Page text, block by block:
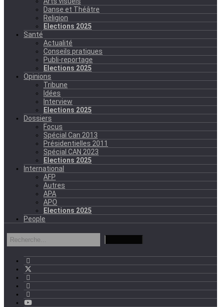
Danse et Théâtre
Religion
Elections 2025
Santé
Actualité
Conseils pratiques
Publi-reportage
Elections 2025
Opinions
Tribune
Idées
Interview
Elections 2025
Dossiers
Focus
Spécial Can 2013
Présidentielles 2011
Spécial CAN 2023
Elections 2025
International
AFP
Autres
APA
APO
Elections 2025
People